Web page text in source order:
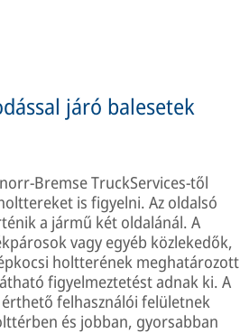
járó balesetek
Bremse TruckServices-től
is figyelni. Az oldalsó
a jármű két oldalánál. A
vagy egyéb közlekedők,
holtterének meghatározott
figyelmeztetést adnak ki. A
felhasználói felületnek
és jobban, gyorsabban